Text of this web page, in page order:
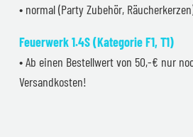
• normal (Party Zubehör,
Feuerwerk 1.4S (Kategorie F1, T1)
• Ab einen Bestellwert von 50,-€ nur
Versandkosten!